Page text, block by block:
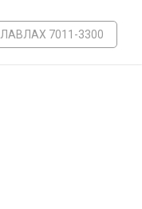
ЛАВЛАХ 7011-3300